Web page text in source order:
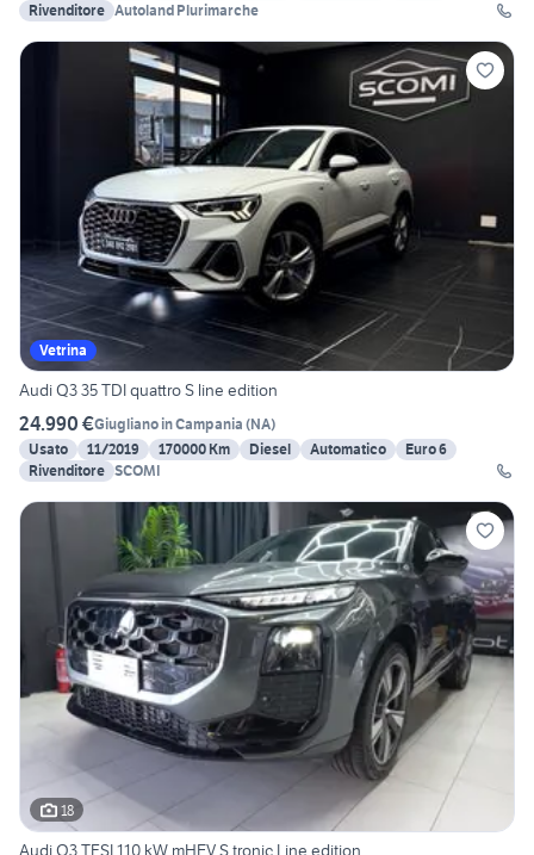
Rivenditore Autoland Plurimarche
Vetrina
Audi Q3 35 TDI quattro S line edition
24.990 €Giugliano in Campania (NA)
Usato
11/2019 170000 Km Diesel Automatico
Euro 6
Rivenditore SCOMI
18
Audi Q3 TFSI 110 kW mHEV S tronic Line edition